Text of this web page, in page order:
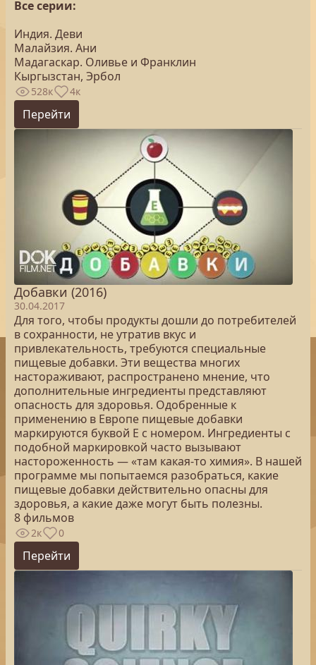
Все серии:
Индия. Деви
Малайзия. Ани
Мадагаскар. Оливье и Франклин
Кыргызстан, Эрбол
528к 4к
Перейти
Добавки (2016)
30.04.2017
Для того, чтобы продукты дошли до потребителей
в сохранности, не утратив вкус и
привлекательность, требуются специальные
пищевые добавки. Эти вещества многих
настораживают, распространено мнение, что
дополнительные ингредиенты представляют
опасность для здоровья. Одобренные к
применению в Европе пищевые добавки
маркируются буквой Е с номером. Ингредиенты с
подобной маркировкой часто вызывают
настороженность — «там какая-то химия». В нашей
программе мы попытаемся разобраться, какие
пищевые добавки действительно опасны для
здоровья, а какие даже могут быть полезны.
8 фильмов
2к 0
Перейти